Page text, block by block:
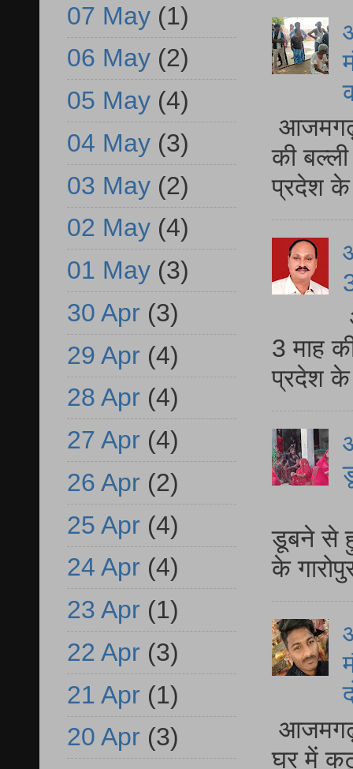
आजमगढ़
की
प्रदेश
3 माह
प्रदेश
डूबने से
के
घर में
07 May (1)
06 May (2)
05 May (4)
04 May (3)
03 May (2)
02 May (4)
01 May (3)
30 Apr (3)
29 Apr (4)
28 Apr (4)
27 Apr (4)
26 Apr (2)
25 Apr (4)
24 Apr (4)
23 Apr (1)
22 Apr (3)
21 Apr (1)
20 Apr (3)